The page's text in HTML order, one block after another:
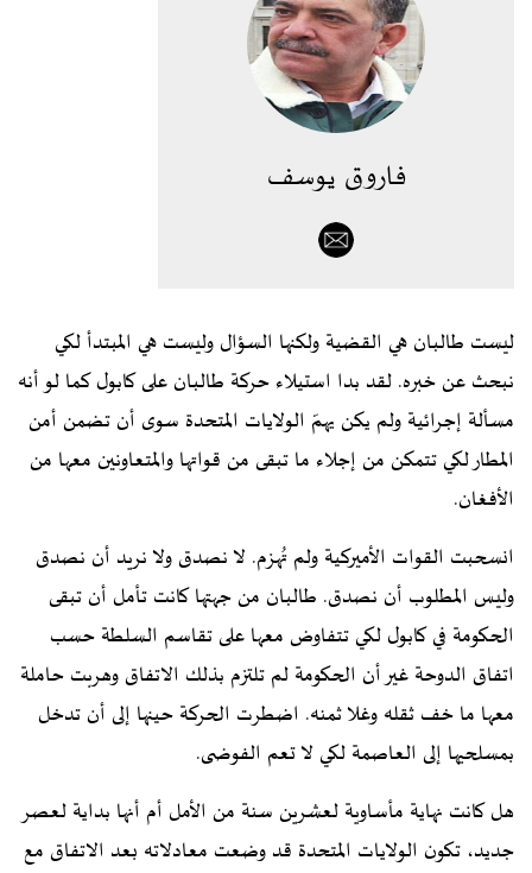
فاروق يوسف
ليست طالبان هي القضية ولكنها السؤال وليست هي المبتدأ لكي
نبحث عن خبره. لقد بدا استيلاء حركة طالبان على كابول كما لو أنه
مسألة إجرائية ولم يكن يهمّ الولايات المتحدة سوى أن تضمن أمن
المطار لكي تتمكن من إجلاء ما تبقى من قواتها والمتعاونين معها من
الأفغان.
انسحبت القوات الأميركية ولم تُهزم. لا نصدق ولا نريد أن نصدق
وليس المطلوب أن نصدق. طالبان من جهتها كانت تأمل أن تبقى
الحكومة في كابول لكي تتفاوض معها على تقاسم السلطة حسب
اتفاق الدوحة غير أن الحكومة لم تلتزم بذلك الاتفاق وهربت حاملة
معها ما خف ثقله وغلا ثمنه. اضطرت الحركة حينها إلى أن تدخل
بمسلحيها إلى العاصمة لكي لا تعم الفوضى.
هل كانت نهاية مأساوية لعشرين سنة من الأمل أم أنها بداية لعصر
جديد، تكون الولايات المتحدة قد وضعت معادلاته بعد الاتفاق مع